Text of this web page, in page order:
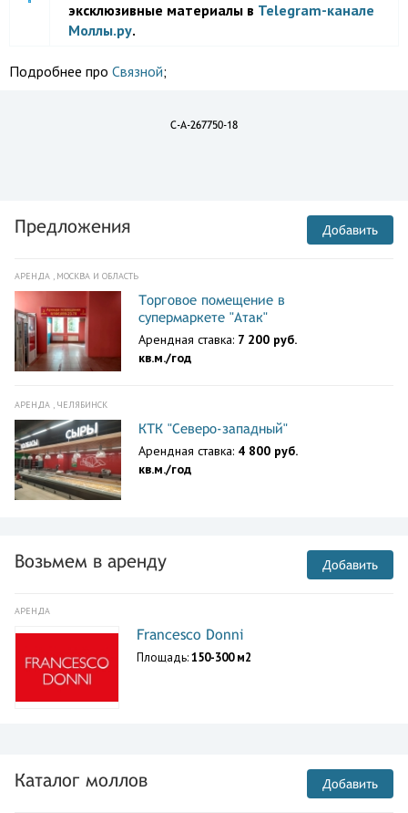
эксклюзивные материалы в Telegram-канале
Моллы.ру.
Подробнее про Связной;
C-A-267750-18
Предложения Добавить
АРЕНДА , МОСКВА И ОБЛАСТЬ
Торговое помещение в
супермаркете "Атак"
Арендная ставка: 7 200 руб.
кв.м./год
АРЕНДА , ЧЕЛЯБИНСК
КТК "Северо-западный"
Арендная ставка: 4 800 руб.
кв.м./год
Возьмем в аренду Добавить
АРЕНДА
Francesco Donni
Площадь:150-300 м2
Каталог моллов Добавить